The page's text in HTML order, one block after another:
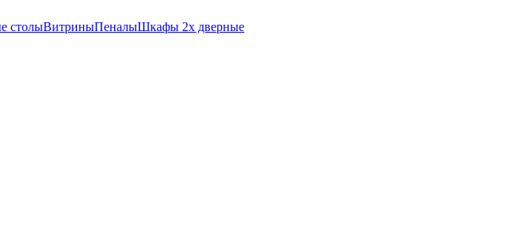
столыВитриныПеналыШкафы 2х дверные